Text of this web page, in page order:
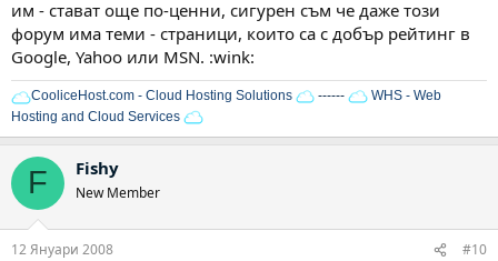
им - стават още по-ценни, сигурен съм че даже този
форум има теми - страници, които са с добър рейтинг в
Google, Yahoo или MSN. :wink:
CooliceHost.com - Cloud Hosting Solutions ------
WHS - Web
Hosting and Cloud Services
F Fishy
New Member
12 Януари 2008 #10